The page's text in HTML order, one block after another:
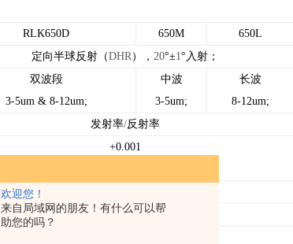
欢迎您！
来自局域网的朋友！有什么可以帮
助您的吗？
RLK650D 650M
650L
定向半球反射（DHR）， 20°±1°入射；
双波段
3-5um & 8-12um;
中波
3-5um;
长波
8-12um;
发射率/反射率
+0.001
+0.01